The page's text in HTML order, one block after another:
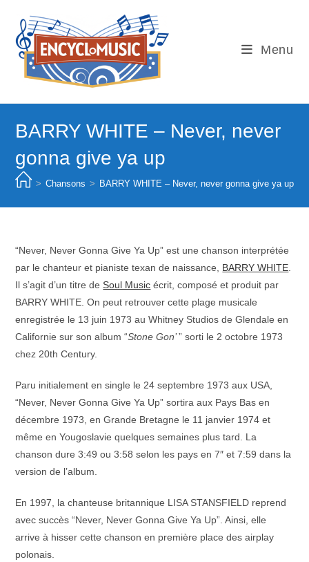
content
Menu
BARRY WHITE – Never, never
gonna give ya up
> Chansons > BARRY WHITE – Never, never gonna give ya up
“Never, Never Gonna Give Ya Up” est une chanson interprétée
par le chanteur et pianiste texan de naissance, BARRY WHITE
Il s’agit d’un titre deSoul Music écrit, composé et produit par
BARRY WHITE. On peut retrouver cette plage musicale
enregistrée le 13 juin 1973 au Whitney Studios de Glendale en
Californie sur son album “Stone Gon’” sorti le 2 octobre 1973
chez 20th Century.
Paru initialement en single le 24 septembre 1973 aux USA,
“Never, Never Gonna Give Ya Up” sortira aux Pays Bas en
décembre 1973, en Grande Bretagne le 11 janvier 1974 et
même en Yougoslavie quelques semaines plus tard. La
chanson dure 3:49 ou 3:58 selon les pays en 7″ et 7:59 dans la
version de l’album.
En 1997, la chanteuse britannique LISA STANSFIELD reprend
avec succès “Never, Never Gonna Give Ya Up”. Ainsi, elle
arrive à hisser cette chanson en première place des airplay
polonais.